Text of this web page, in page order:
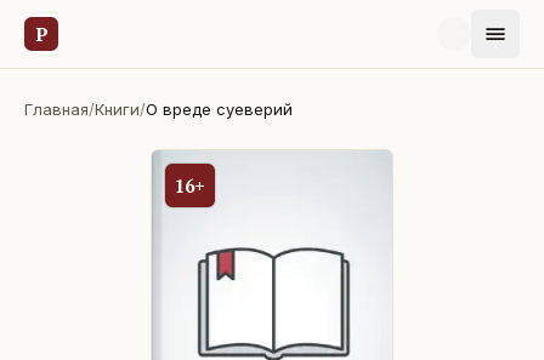
Р
Главная/Книги/О вреде суеверий
16+